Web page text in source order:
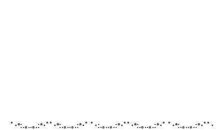
ﾟ･*:.｡..｡.:*･ﾟﾟ･*:.｡..｡.:*･ﾟ ﾟ･:.｡..｡.:*･ﾟﾟ･*:.｡..｡.:*･ﾟ ﾟ･*:.｡..｡.:*･ﾟﾟ･